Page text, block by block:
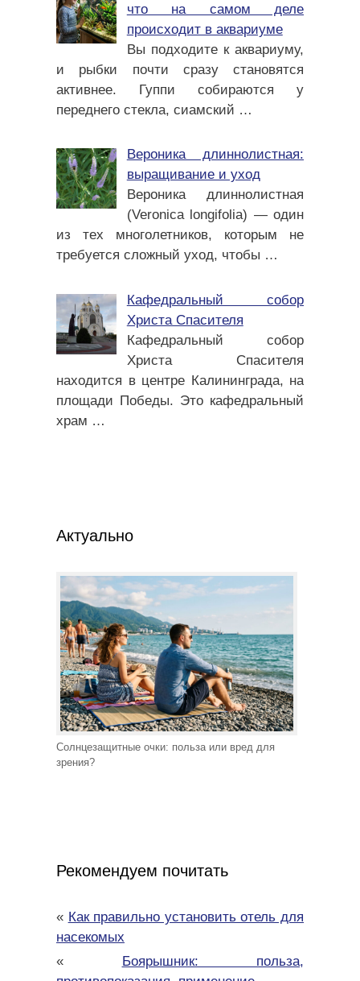
что на самом деле
происходит в аквариуме
Вы подходите к аквариуму,
и рыбки почти сразу становятся
активнее. Гуппи собираются у
переднего стекла, сиамский …
Вероника длиннолистная:
выращивание и уход
Вероника длиннолистная
(Veronica longifolia) — один
из тех многолетников, которым не
требуется сложный уход, чтобы …
Кафедральный собор
Христа Спасителя
Кафедральный собор
Христа Спасителя
находится в центре Калининграда, на
площади Победы. Это кафедральный
храм …
Актуально
Солнцезащитные очки: польза или вред для
зрения?
Рекомендуем почитать
« Как правильно установить отель для
насекомых
« Боярышник: польза,